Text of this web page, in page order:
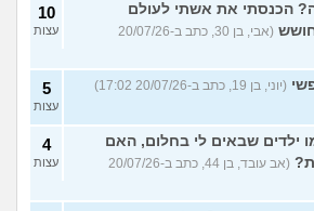
הכנסתי את אשתי לעולם
חושש
(אבי, בן 30, כתב ב-20/07/26
10
עצות
(יוני, בן 19, כתב ב-20/07/26 17:02) 5
עצות
ילדים שבאים לי בחלום, האם
(אב עובד, בן 44, כתב ב-20/07/26
4
עצות